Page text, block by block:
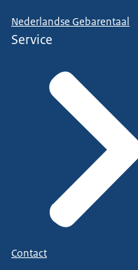
Nederlandse Gebarentaal
Service
Contact